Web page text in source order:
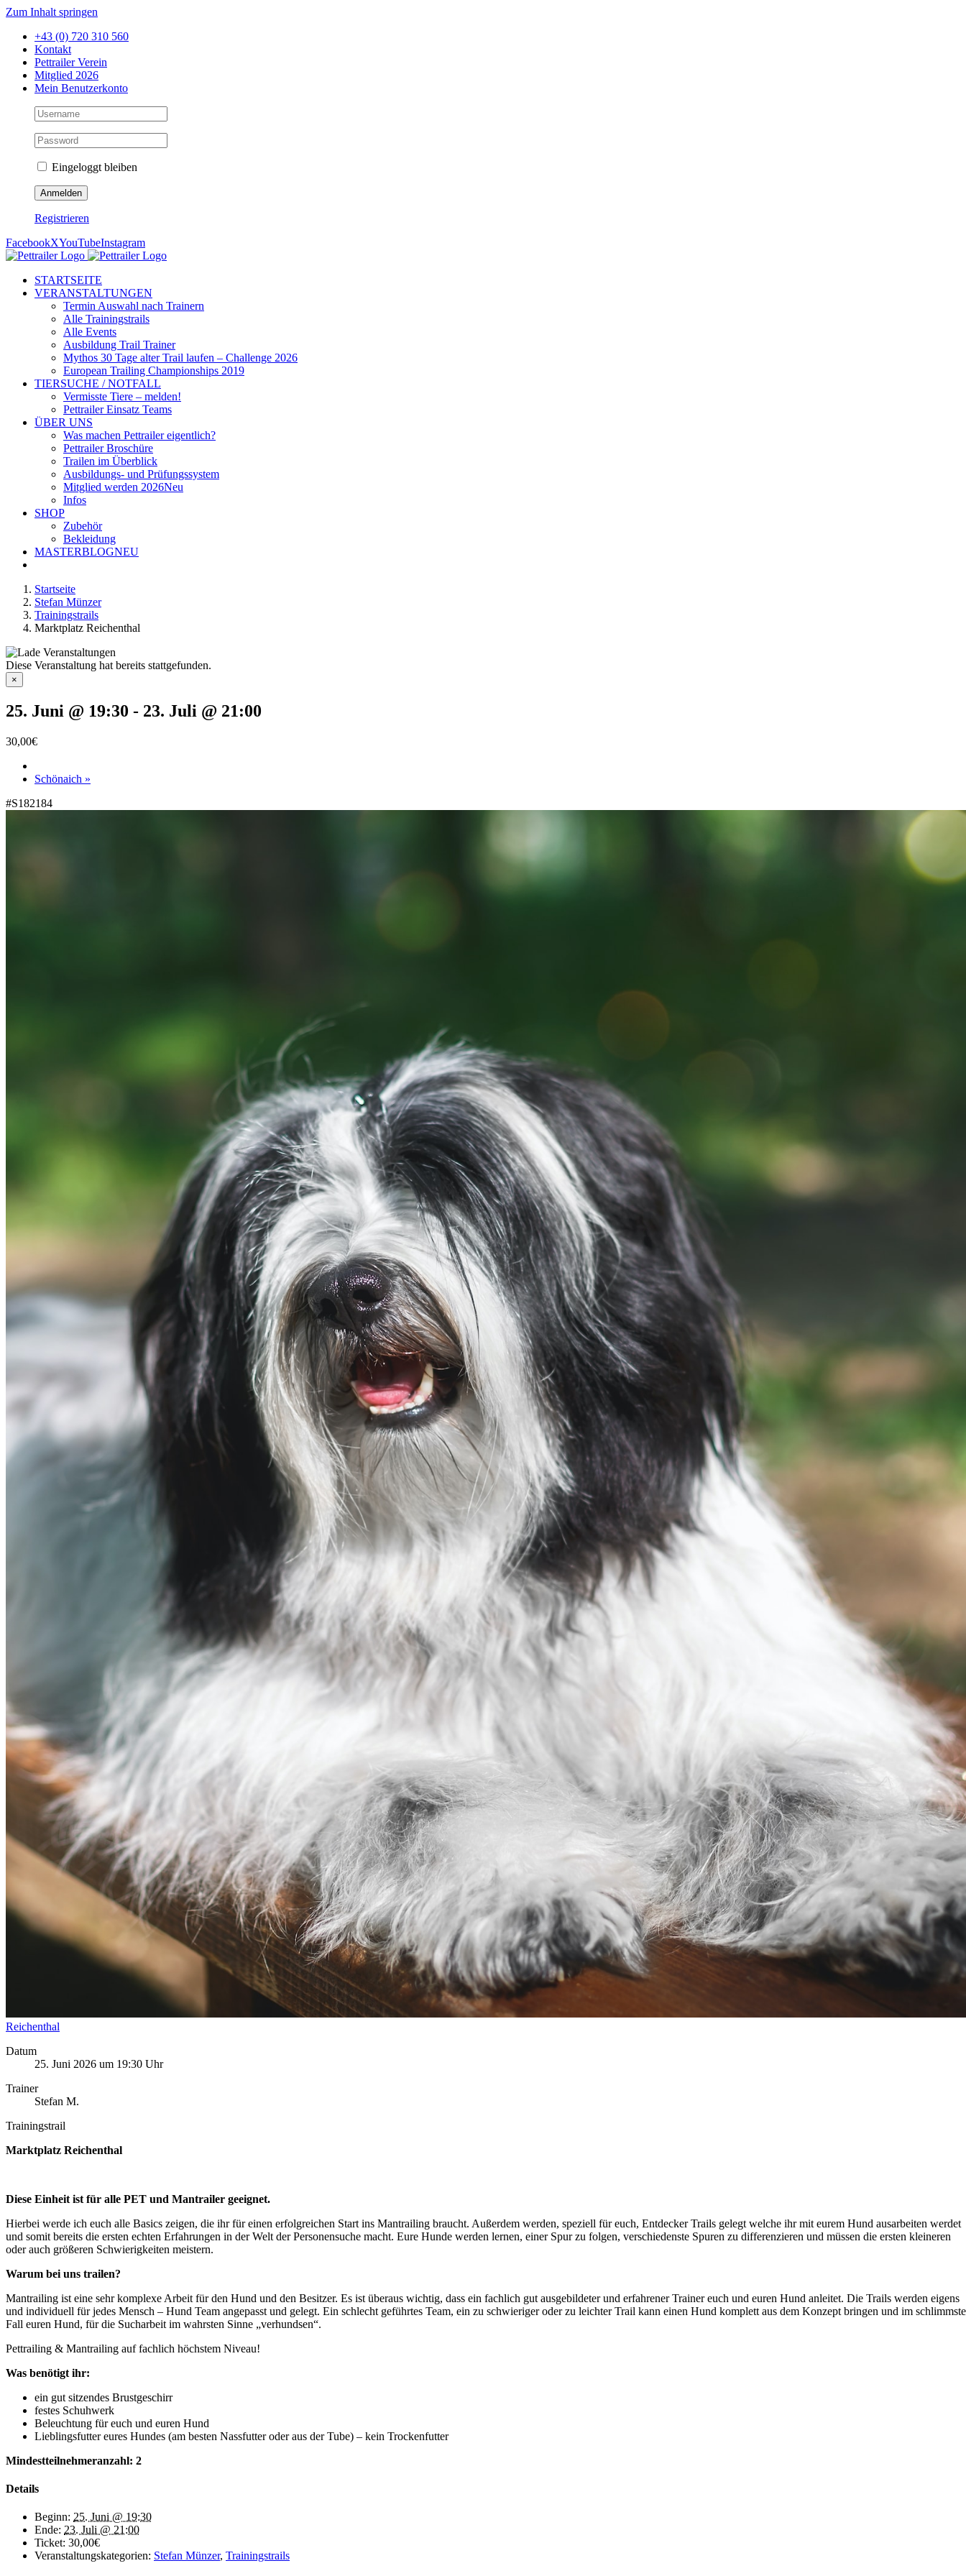
Zum Inhalt springen
+43 (0) 720 310 560
Kontakt
Pettrailer Verein
Mitglied 2026
Mein Benutzerkonto
Eingeloggt bleiben
Registrieren
FacebookXYouTubeInstagram
STARTSEITE
VERANSTALTUNGEN
Termin Auswahl nach Trainern
Alle Trainingstrails
Alle Events
Ausbildung Trail Trainer
Mythos 30 Tage alter Trail laufen – Challenge 2026
European Trailing Championships 2019
TIERSUCHE / NOTFALL
Vermisste Tiere – melden!
Pettrailer Einsatz Teams
ÜBER UNS
Was machen Pettrailer eigentlich?
Pettrailer Broschüre
Trailen im Überblick
Ausbildungs- und Prüfungssystem
Mitglied werden 2026Neu
Infos
SHOP
Zubehör
Bekleidung
MASTERBLOGNEU
Startseite
Stefan Münzer
Trainingstrails
Marktplatz Reichenthal
Diese Veranstaltung hat bereits stattgefunden.
×
25. Juni @ 19:30 - 23. Juli @ 21:00
30,00€
Schönaich »
#S182184
Reichenthal
Datum
25. Juni 2026 um 19:30 Uhr
Trainer
Stefan M.
Trainingstrail
Marktplatz Reichenthal
Diese Einheit ist für alle PET und Mantrailer geeignet.
Hierbei werde ich euch alle Basics zeigen, die ihr für einen erfolgreichen Start ins Mantrailing braucht. Außerdem werden, speziell für euch, Entdecker Trails gelegt welche ihr mit eurem Hund ausarbeiten werdet
und somit bereits die ersten echten Erfahrungen in der Welt der Personensuche macht. Eure Hunde werden lernen, einer Spur zu folgen, verschiedenste Spuren zu differenzieren und müssen die ersten kleineren
oder auch größeren Schwierigkeiten meistern.
Warum bei uns trailen?
Mantrailing ist eine sehr komplexe Arbeit für den Hund und den Besitzer. Es ist überaus wichtig, dass ein fachlich gut ausgebildeter und erfahrener Trainer euch und euren Hund anleitet. Die Trails werden eigens
und individuell für jedes Mensch – Hund Team angepasst und gelegt. Ein schlecht geführtes Team, ein zu schwieriger oder zu leichter Trail kann einen Hund komplett aus dem Konzept bringen und im
Fall euren Hund, für die Sucharbeit im wahrsten Sinne „verhundsen“.
Pettrailing & Mantrailing auf fachlich höchstem Niveau!
Was benötigt ihr:
ein gut sitzendes Brustgeschirr
festes Schuhwerk
Beleuchtung für euch und euren Hund
Lieblingsfutter eures Hundes (am besten Nassfutter oder aus der Tube) – kein Trockenfutter
Mindestteilnehmeranzahl: 2
Details
Beginn: 25. Juni @ 19:30
Ende: 23. Juli @ 21:00
Ticket: 30,00€
Veranstaltungskategorien: Stefan Münzer, Trainingstrails